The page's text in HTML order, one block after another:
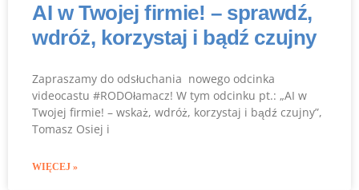
AI w Twojej firmie! – sprawdź,
wdróż, korzystaj i bądź czujny
Zapraszamy do odsłuchania nowego odcinka
videocastu #RODOłamacz! W tym odcinku pt.: „AI w
Twojej firmie! – wskaż, wdróż, korzystaj i bądź czujny”,
Tomasz Osiej i
WIĘCEJ »